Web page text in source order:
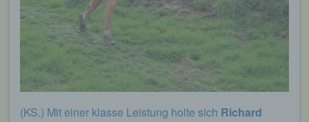
(KS.) Mit einer klasse Leistung holte sich Richard